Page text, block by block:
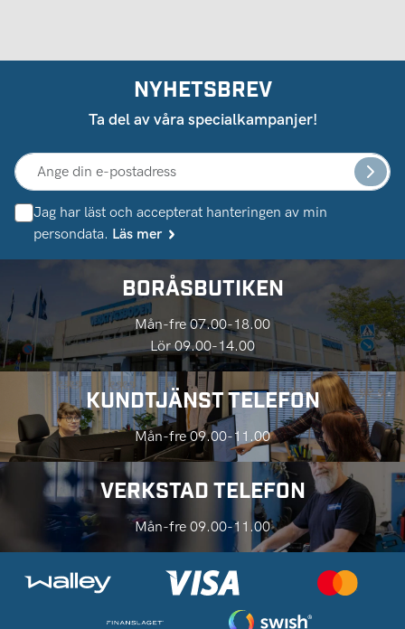
NYHETSBREV
Ta del av våra specialkampanjer!
Jag har läst och accepterat hanteringen av min
persondata. Läs mer
BORÅSBUTIKEN
Mån-fre 07.00-18.00
Lör 09.00-14.00
KUNDTJÄNST TELEFON
Mån-fre 09.00-11.00
VERKSTAD TELEFON
Mån-fre 09.00-11.00